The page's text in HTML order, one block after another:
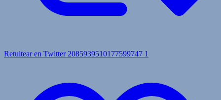
Retuitear en Twitter 2085939510177599747 1